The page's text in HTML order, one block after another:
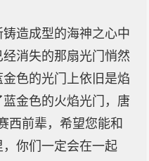
造成型的海神之心中
消失的那扇光门悄然
色的光门上依旧是焰
金色的火焰光门，唐
西前辈，希望您能和
你们一定会在一起